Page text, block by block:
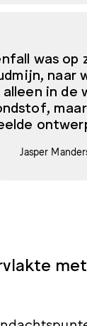
was op
naar
in de
Jasper